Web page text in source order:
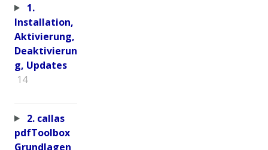
1.
Installation,
Aktivierung,
Deaktivierun
g, Updates
14
2. callas
pdfToolbox
Grundlagen